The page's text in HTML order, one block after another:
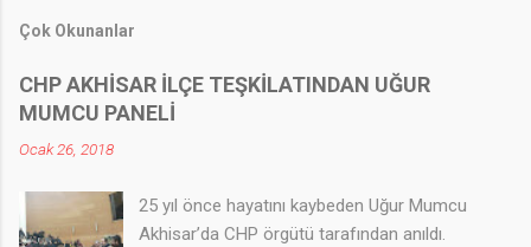
Çok Okunanlar
CHP AKHİSAR İLÇE TEŞKİLATINDAN UĞUR
MUMCU PANELİ
Ocak 26, 2018
25 yıl önce hayatını kaybeden Uğur Mumcu
Akhisar’da CHP örgütü tarafından anıldı.